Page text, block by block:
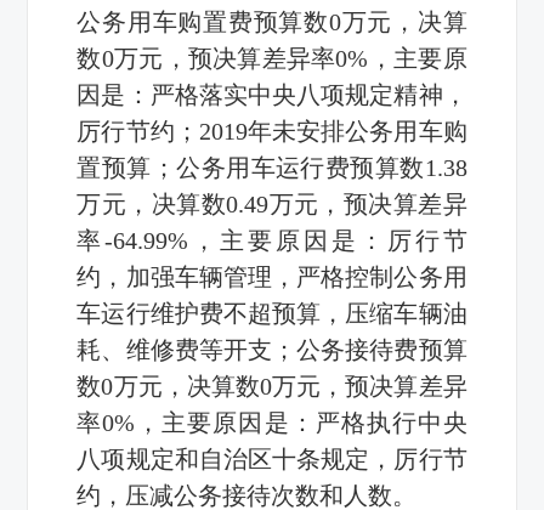
公务用车购置费预算数0万元，决算
数0万元，预决算差异率0%，主要原
因是：严格落实中央八项规定精神，
厉行节约；2019年未安排公务用车购
置预算；公务用车运行费预算数1.38
万元，决算数0.49万元，预决算差异
率-64.99%，主要原因是：厉行节
约，加强车辆管理，严格控制公务用
车运行维护费不超预算，压缩车辆油
耗、维修费等开支；公务接待费预算
数0万元，决算数0万元，预决算差异
率0%，主要原因是：严格执行中央
八项规定和自治区十条规定，厉行节
约，压减公务接待次数和人数。